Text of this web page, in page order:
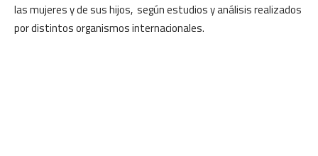
las mujeres y de sus hijos, según estudios y análisis realizados
por distintos organismos internacionales.